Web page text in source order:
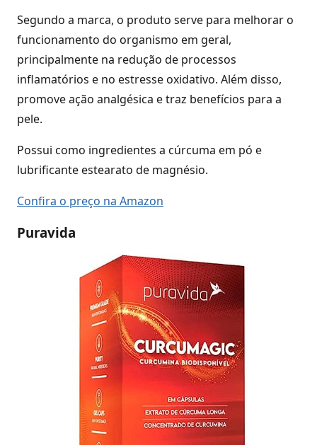
Segundo a marca, o produto serve para melhorar o
funcionamento do organismo em geral,
principalmente na redução de processos
inflamatórios e no estresse oxidativo. Além disso,
promove ação analgésica e traz benefícios para a
pele.
Possui como ingredientes a cúrcuma em pó e
lubrificante estearato de magnésio.
Confira o preço na Amazon
Puravida